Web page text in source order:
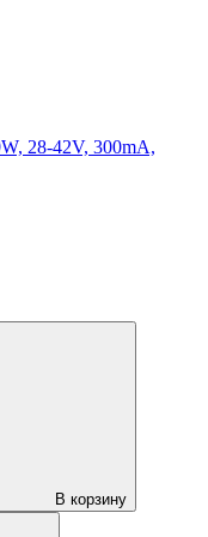
28-42V, 300mA,
В корзину